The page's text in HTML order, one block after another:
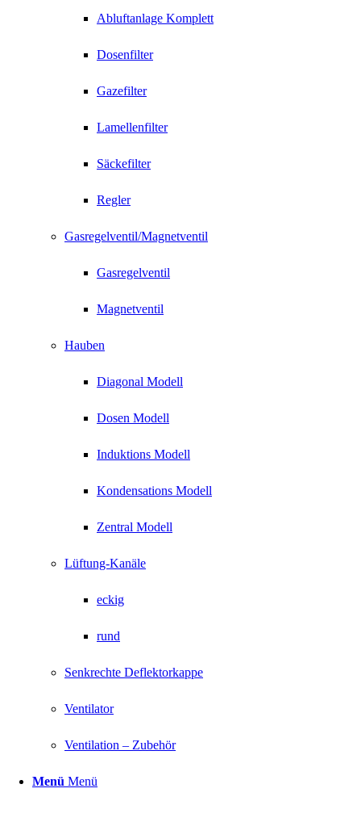
Abluftanlage Komplett
Dosenfilter
Gazefilter
Lamellenfilter
Säckefilter
Regler
Gasregelventil/Magnetventil
Gasregelventil
Magnetventil
Hauben
Diagonal Modell
Dosen Modell
Induktions Modell
Kondensations Modell
Zentral Modell
Lüftung-Kanäle
eckig
rund
Senkrechte Deflektorkappe
Ventilator
Ventilation – Zubehör
Menü Menü